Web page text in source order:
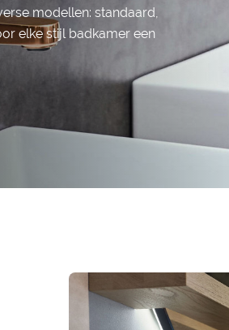
modellen: standaard,
elke stijl badkamer een